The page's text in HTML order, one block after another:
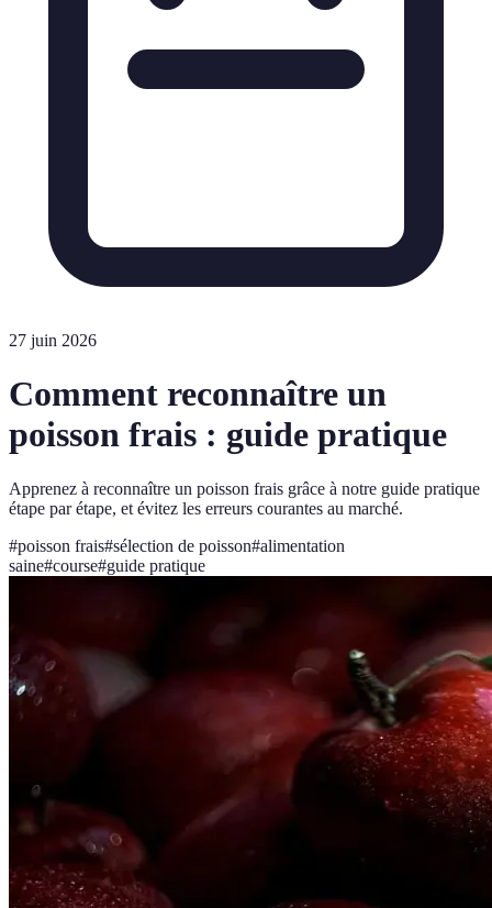
27 juin 2026
Comment reconnaître un
poisson frais : guide pratique
Apprenez à reconnaître un poisson frais grâce à notre guide pratique
étape par étape, et évitez les erreurs courantes au marché.
#poisson frais#sélection de poisson#alimentation
saine#course#guide pratique